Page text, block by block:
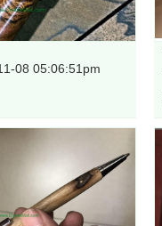
08 05:06:51pm